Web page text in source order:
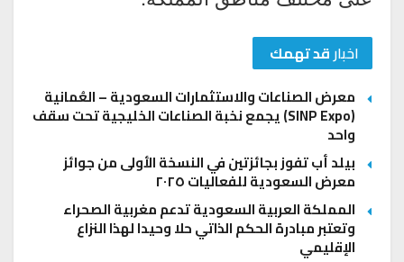
اخبارقد تهمك
معرض الصناعات والاستثمارات السعودية – العُمانية
(SINP Expo) يجمع نخبة الصناعات الخليجية تحت سقف
واحد
بيلد أب تفوز بجائزتين في النسخة الأولى من جوائز
معرض السعودية للفعاليات ٢٠٢٥
المملكة العربية السعودية تدعم مغربية الصحراء
وتعتبر مبادرة الحكم الذاتي حلا وحيدا لهذا النزاع
الإقليمي